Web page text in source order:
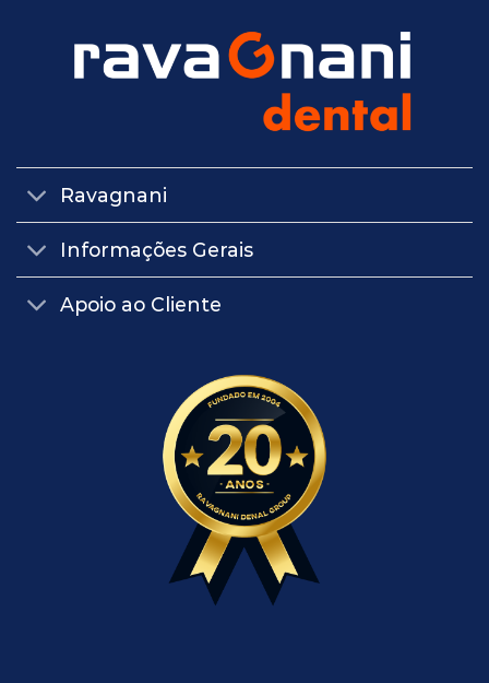
Ravagnani
Informações Gerais
Apoio ao Cliente